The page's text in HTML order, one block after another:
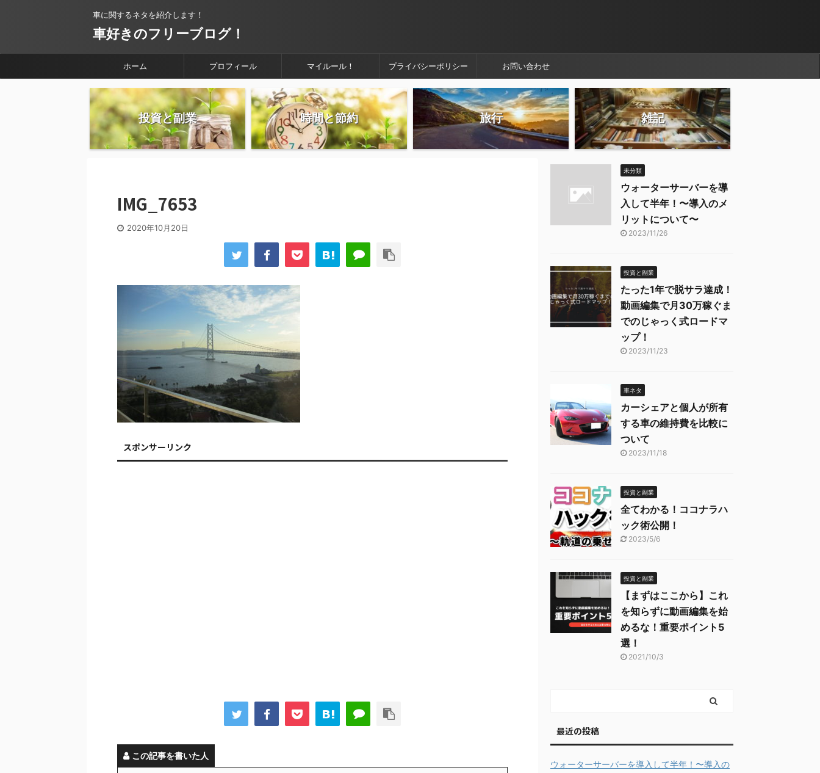
車に関するネタを紹介します！
車好きのフリーブログ！
ホーム プロフィール マイルール！ プライバシーポリシー お問い合わせ
投資と副業 時間と節約 旅行 雑記
IMG_7653
2020年10月20日
スポンサーリンク
この記事を書いた人
未分類
ウォーターサーバーを導
入して半年！〜導入のメ
リットについて〜
2023/11/26
投資と副業
たった1年で脱サラ達成！
動画編集で月30万稼ぐま
でのじゃっく式ロードマ
ップ！
2023/11/23
車ネタ
カーシェアと個人が所有
する車の維持費を比較に
ついて
2023/11/18
投資と副業
全てわかる！ココナラハ
ック術公開！
2023/5/6
投資と副業
【まずはここから】これ
を知らずに動画編集を始
めるな！重要ポイント5
選！
2021/10/3
最近の投稿
ウォーターサーバーを導入して半年！〜導入の